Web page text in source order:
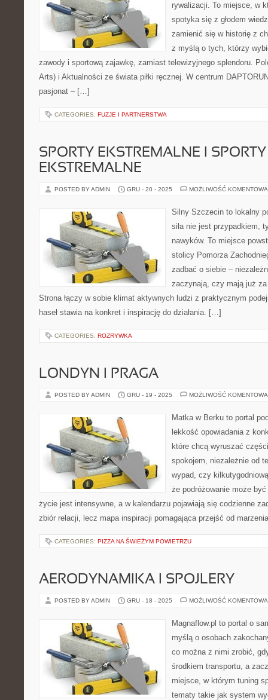
rywalizacji. To miejsce, w
spotyka się z głodem
zamienić się w historię z
z myślą o tych, którzy
zawody i sportową zajawkę, zamiast telewizyjnego splendoru.
Arts) i Aktualności ze świata piłki ręcznej. W centrum
pasjonat – […]
CATEGORIES: FUZJE I PARTNERSTWA
SPORTY EKSTREMALNE I SPORTY
EKSTREMALNE
POSTED BY ADMIN GRU - 20 - 2025 MOŻLIWOŚĆ
Silny Szczecin to lokalny
siła nie jest przypadkiem,
nawyków. To miejsce
stolicy Pomorza
zadbać o siebie –
zaczynają, czy mają już
Strona łączy w sobie klimat aktywnych ludzi z praktycznym
haseł stawia na konkret i inspirację do działania. […]
CATEGORIES: ROZRYWKA
LONDYN I PRAGA
POSTED BY ADMIN GRU - 19 - 2025 MOŻLIWOŚĆ
Matka w Berku to portal
lekkość opowiadania z
które chcą wyruszać
spokojem, niezależnie od
wypad, czy
że podróżowanie może
życie jest intensywne, a w kalendarzu pojawiają się codzienne
zbiór relacji, lecz mapa inspiracji pomagająca przejść od
CATEGORIES: PIZZA NA ŚWIEŻYM POWIETRZU
AERODYNAMIKA I SPOJLERY
POSTED BY ADMIN GRU - 18 - 2025 MOŻLIWOŚĆ
Magnaflow.pl to portal o
myślą o osobach
co można z nimi zrobić,
środkiem transportu, a
miejsce, w którym tuning
tematy takie jak system